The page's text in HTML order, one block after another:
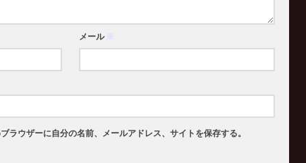
メール ※
ラウザーに自分の名前、メールアドレス、サイトを保存する。